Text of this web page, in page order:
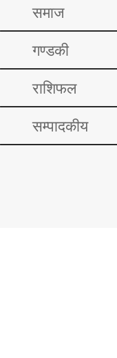
समाज
गण्डकी
राशिफल
सम्पादकीय